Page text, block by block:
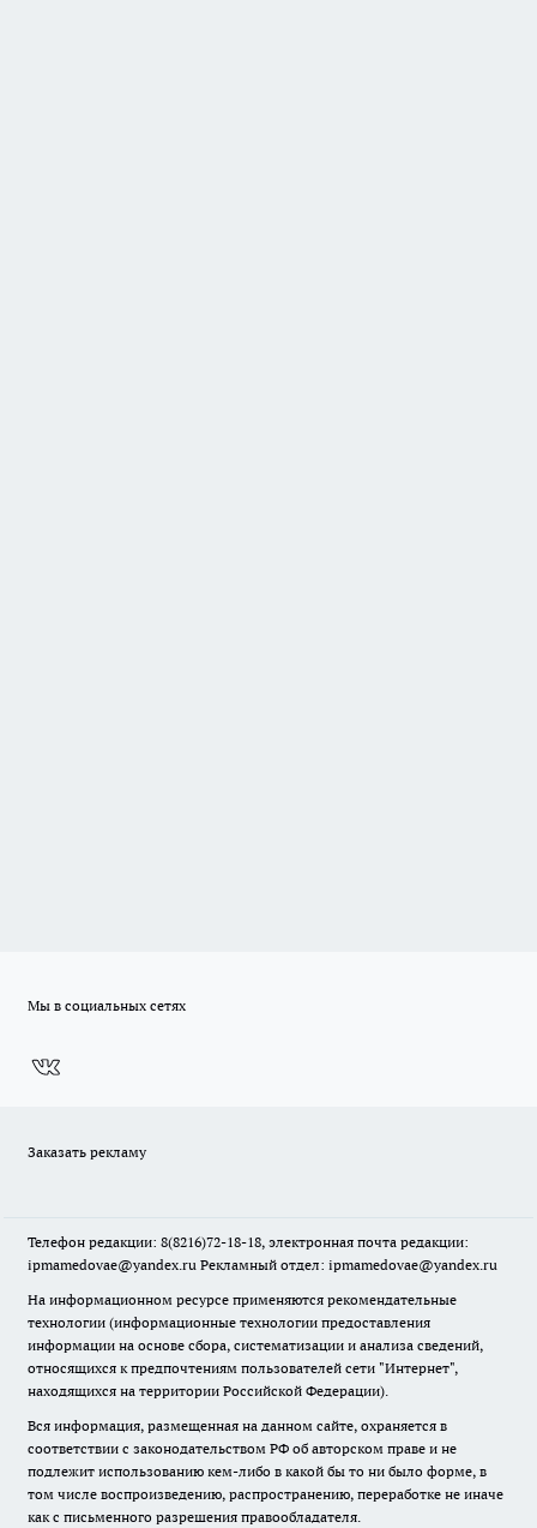
Мы в социальных сетях
Заказать рекламу
Телефон редакции: 8(8216)72-18-18, электронная почта редакции:
ipmamedovae@yandex.ru Рекламный отдел: ipmamedovae@yandex.ru
На информационном ресурсе применяются рекомендательные
технологии (информационные технологии предоставления
информации на основе сбора, систематизации и анализа сведений,
относящихся к предпочтениям пользователей сети "Интернет",
находящихся на территории Российской Федерации).
Вся информация, размещенная на данном сайте, охраняется в
соответствии с законодательством РФ об авторском праве и не
подлежит использованию кем-либо в какой бы то ни было форме, в
том числе воспроизведению, распространению, переработке не иначе
как с письменного разрешения правообладателя.